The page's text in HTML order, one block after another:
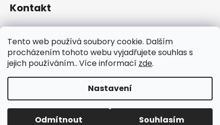
Tento web používá soubory cookie. Dalším
procházením tohoto webu vyjadřujete souhlas s
jejich používáním.. Více informací zde.
Nastavení
Odmítnout Souhlasím
Kontakt